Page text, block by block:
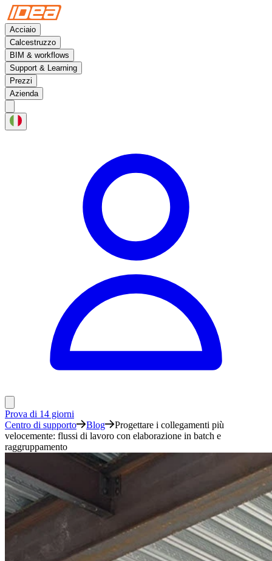
Acciaio
Calcestruzzo
BIM & workflows
Support & Learning
Prezzi
Azienda
Prova di 14 giorni
Centro di supporto
Blog
Progettare i collegamenti più
velocemente: flussi di lavoro con elaborazione in batch e
raggruppamento